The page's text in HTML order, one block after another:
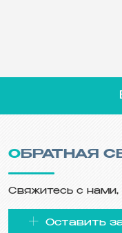
ОБРАТНАЯ
Свяжитесь с
Оставить